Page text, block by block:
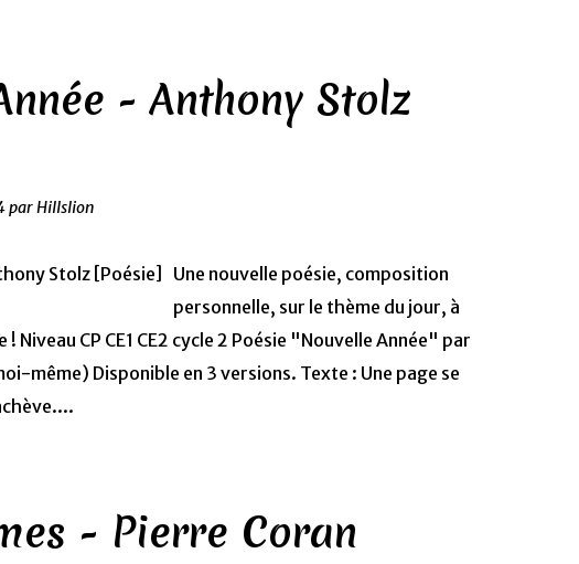
- Anthony Stolz
par Hillslion
Une nouvelle poésie, composition
personnelle, sur le thème du jour, à
Niveau CP CE1 CE2 cycle 2 Poésie "Nouvelle Année" par
même) Disponible en 3 versions. Texte : Une page se
- Pierre Coran